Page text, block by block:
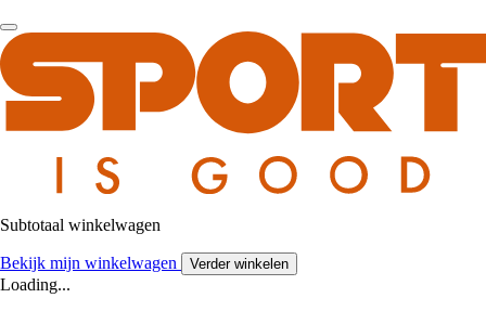
Subtotaal winkelwagen
Bekijk mijn winkelwagen Verder winkelen
Loading...